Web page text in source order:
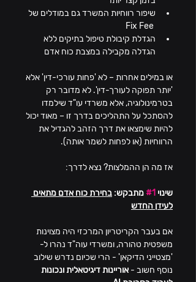
שיפור רווחיות המשרד גם במודלים של
הגדלת קיבולת טיפול בתיקים ללא
הגדלה מקבילה במצבת כוח אדם
או במילים אחרות – לא 'פחות עורכי-דין' אלא
'יותר תפוקה לעורך-דין'. לא מדובר רק
בטרמינולוגיה, אלא משרדי עו"ד שילמדו
להסתכל על התהליכים בדרך זו – מאוד יכול
להיות שימצאו את דרך הזהב להגדיל את
הרווחיות (או לפחות לשמר אותה).
אז מה הן ההמלצות? נצא לדרך:
שינוי #1 מתבקש: בחירת כוח אדם מתאים
לעידן החדש
אם בעבר הקריטריון המרכזי היה מצוינות
משפטית טהורה, ומשרדי עוה"ד נהרו ל-
'מצטייני הדיקאן' - הרי שכיום נדרש שילוב
נוסף חשוב - אוריינות דיגיטאלית ונכונות